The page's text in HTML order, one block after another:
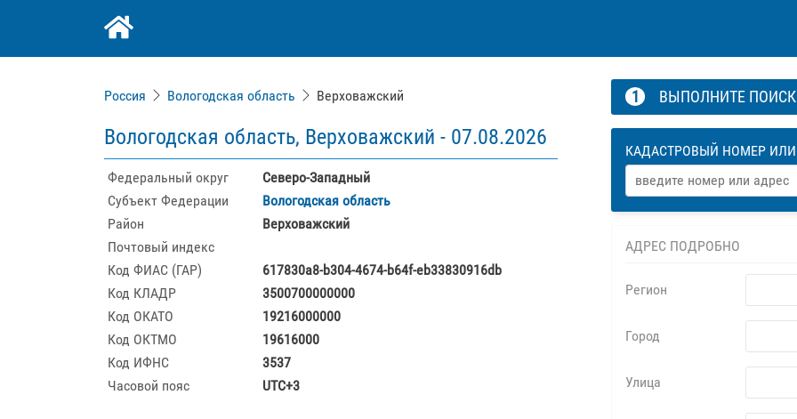
Россия Вологодская область Верховажский
Вологодская область, Верховажский - 07.08.2026
Федеральный округ
Северо-Западный
Субъект Федерации
Вологодская область
Район
Верховажский
Почтовый индекс
Код ФИАС (ГАР)
617830a8-b304-4674-b64f-eb33830916db
Код КЛАДР
3500700000000
Код ОКАТО
19216000000
Код ОКТМО
19616000
Код ИФНС
3537
Часовой пояс
UTC+3
1 ВЫПОЛНИТЕ ПОИСК
КАДАСТРОВЫЙ НОМЕР
АДРЕС ПОДРОБНО
Регион
Город
Улица